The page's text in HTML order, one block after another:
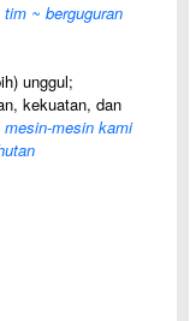
tim ~ berguguran
unggul;
kekuatan, dan
mesin-mesin kami